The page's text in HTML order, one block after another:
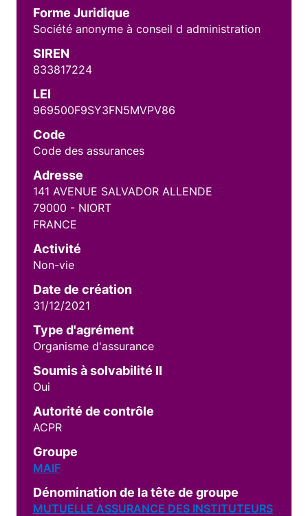
Forme Juridique
Société anonyme à conseil d administration
SIREN
833817224
LEI
969500F9SY3FN5MVPV86
Code
Code des assurances
Adresse
141 AVENUE SALVADOR ALLENDE
79000 - NIORT
FRANCE
Activité
Non-vie
Date de création
31/12/2021
Type d'agrément
Organisme d'assurance
Soumis à solvabilité II
Oui
Autorité de contrôle
ACPR
Groupe
MAIF
Dénomination de la tête de groupe
MUTUELLE ASSURANCE DES INSTITUTEURS